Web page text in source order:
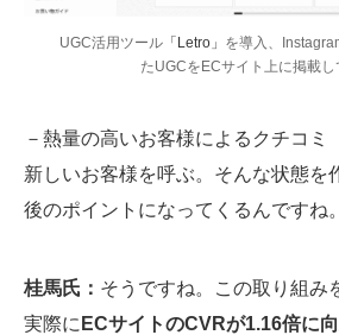
UGC活用ツール「Letro」 を導入、
たUGCをECサイト上に掲載し
－熱量の高いお客様によるクチコミ
新しいお客様を呼ぶ。そんな状態を
後のポイントになってくるんですね。
桂馬氏： そうですね。この取り組み
実際に ECサイトのCVRが1.16倍に